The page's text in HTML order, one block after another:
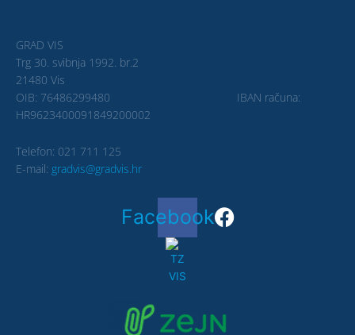
GRAD VIS
Trg 30. svibnja 1992. br.2
21480 Vis
OIB: 76486299480 IBAN računa:
HR9623400091849200002
Telefon: 021 711 125
E-mail: gradvis@gradvis.hr
Facebook